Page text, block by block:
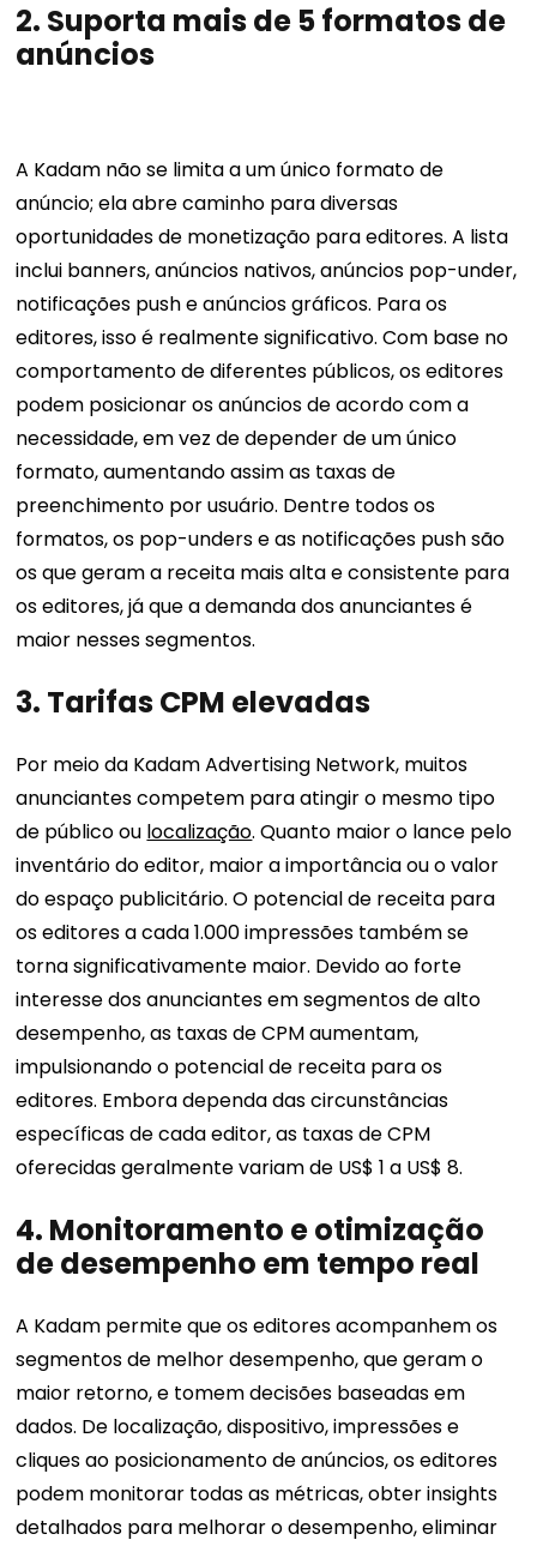
2. Suporta mais de 5 formatos de
anúncios
A Kadam não se limita a um único formato de
anúncio; ela abre caminho para diversas
oportunidades de monetização para editores. A lista
inclui banners, anúncios nativos, anúncios pop-under,
notificações push e anúncios gráficos. Para os
editores, isso é realmente significativo. Com base no
comportamento de diferentes públicos, os editores
podem posicionar os anúncios de acordo com a
necessidade, em vez de depender de um único
formato, aumentando assim as taxas de
preenchimento por usuário. Dentre todos os
formatos, os pop-unders e as notificações push são
os que geram a receita mais alta e consistente para
os editores, já que a demanda dos anunciantes é
maior nesses segmentos.
3. Tarifas CPM elevadas
Por meio da Kadam Advertising Network, muitos
anunciantes competem para atingir o mesmo tipo
de público ou localização. Quanto maior o lance pelo
inventário do editor, maior a importância ou o valor
do espaço publicitário. O potencial de receita para
os editores a cada 1.000 impressões também se
torna significativamente maior. Devido ao forte
interesse dos anunciantes em segmentos de alto
desempenho, as taxas de CPM aumentam,
impulsionando o potencial de receita para os
editores. Embora dependa das circunstâncias
específicas de cada editor, as taxas de CPM
oferecidas geralmente variam de US$ 1 a US$ 8.
4. Monitoramento e otimização
de desempenho em tempo real
A Kadam permite que os editores acompanhem os
segmentos de melhor desempenho, que geram o
maior retorno, e tomem decisões baseadas em
dados. De localização, dispositivo, impressões e
cliques ao posicionamento de anúncios, os editores
podem monitorar todas as métricas, obter insights
detalhados para melhorar o desempenho, eliminar